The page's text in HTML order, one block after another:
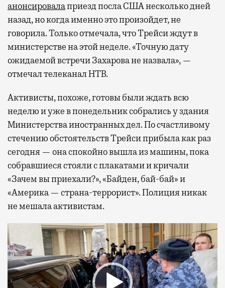
анонсировалаприезд посла США несколько дней
назад, но когда именно это произойдет, не
говорила. Только отмечала, что Трейси ждут в
министерстве на этой неделе. «Точную дату
ожидаемой встречи Захарова не назвала», —
отмечал телеканал НТВ.
Активисты, похоже, готовы были ждать всю
неделю и уже в понедельник собрались у здания
Министерства иностранных дел. По счастливому
стечению обстоятельств Трейси прибыла как раз
сегодня — она спокойно вышла из машины, пока
собравшиеся стояли с плакатами и кричали
«Зачем вы приехали?», «Байден, бай-бай» и
«Америка — страна-террорист». Полиция никак
не мешала активистам.
Видеоплеер